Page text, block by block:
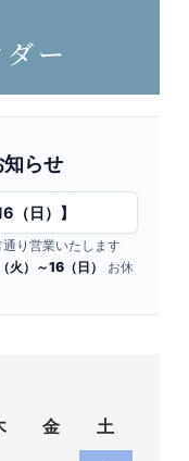
ー
らせ
（日）】
通り営業いたします
火）～16（日）
お休
金 土